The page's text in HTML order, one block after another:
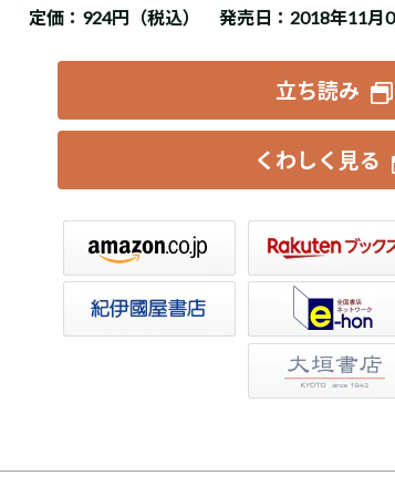
定価： 924円（税込） 発売日：2018年11月
立ち読み
くわしく見る
セブンネット
HonyaClub